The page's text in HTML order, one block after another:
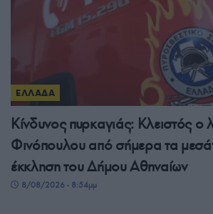
ΕΛΛΑΔΑ
Κίνδυνος πυρκαγιάς: Κλειστός ο
Φινόπουλου από σήμερα τα
έκκληση του Δήμου Αθηναίων
8/08/2026 - 8:54μμ